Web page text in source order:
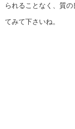
られることなく、質
てみて下さいね。